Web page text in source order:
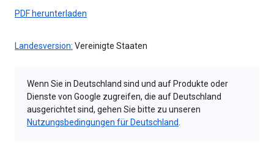
PDF herunterladen
Landesversion: Vereinigte Staaten
Wenn Sie in Deutschland sind und auf Produkte oder
Dienste von Google zugreifen, die auf Deutschland
ausgerichtet sind, gehen Sie bitte zu unseren
Nutzungsbedingungen für Deutschland